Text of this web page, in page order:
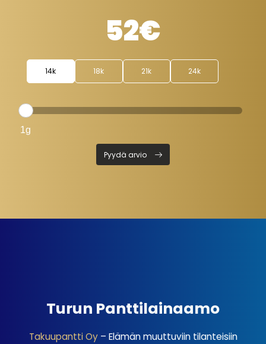
52€
14k 18k 21k 24k
Pyydä arvio
Turun Panttilainaamo
Takuupantti Oy– Elämän muuttuviin tilanteisiin